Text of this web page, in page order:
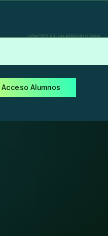
CRAFTED BY LALATAPUBLICIDAD
Acceso Alumnos